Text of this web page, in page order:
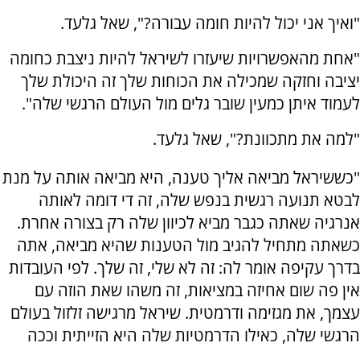
"ואיך אני יכול להיות חומה עבורה?", שאל גלעד.
"אחת מהאפשרויות שיעזרו לשיראל להיות ניצבת כחומה
יציבה וחזקה שמכילה את הכוחות שלך זה היכולת שלך
לעמוד איתן כמעין שובר גלים מול העולם הרגשי שלה".
"למה את מתכוונת?", שאל גלעד.
"כששיראל מביאה אליך טענה, היא מביאה אותה על מנת
לבטא תנועה רגשית בנפש שלה, זה די דומה לאותה
אנרגיה שאתה כגבר מביא לכיוון שלה רק בצורה אחרת.
כשאתה מתחיל להגיב מול הטענות שהיא מביאה, אתה
בדרך עקיפה אומר לה: זה לא שלי, זה שלך. לפי העובדות
אין פה שום אחיזה במציאות, זה משהו שאת הוזה עם
עצמך, את מגזימה ודרמטית. שיראל מרגישה זלזול בעולם
הרגשי שלה, כאילו הדרמטיות שלה היא הזייתית וככה